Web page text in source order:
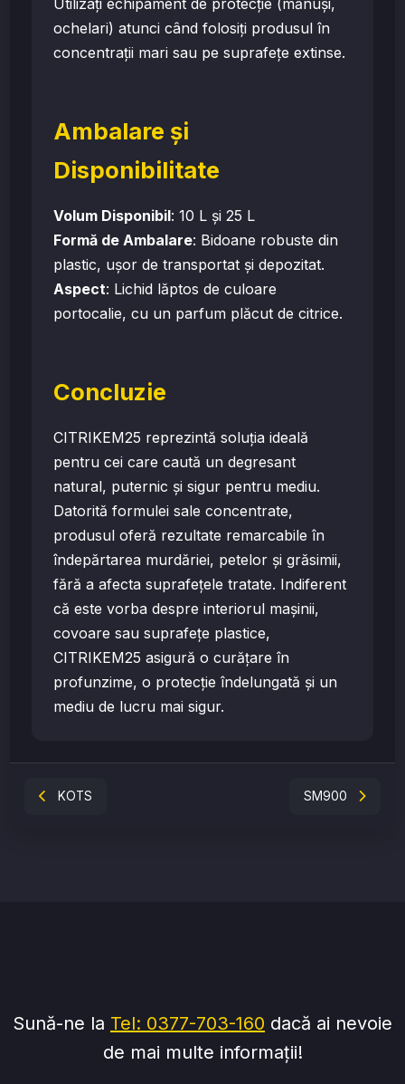
Utilizați echipament de protecție (mănuși,
ochelari) atunci când folosiți produsul în
concentrații mari sau pe suprafețe extinse.
Ambalare și
Disponibilitate
Volum Disponibil: 10 L și 25 L
Formă de Ambalare: Bidoane robuste din
plastic, ușor de transportat și depozitat.
Aspect: Lichid lăptos de culoare
portocalie, cu un parfum plăcut de citrice.
Concluzie
CITRIKEM25 reprezintă soluția ideală
pentru cei care caută un degresant
natural, puternic și sigur pentru mediu.
Datorită formulei sale concentrate,
produsul oferă rezultate remarcabile în
îndepărtarea murdăriei, petelor și grăsimii,
fără a afecta suprafețele tratate. Indiferent
că este vorba despre interiorul mașinii,
covoare sau suprafețe plastice,
CITRIKEM25 asigură o curățare în
profunzime, o protecție îndelungată și un
mediu de lucru mai sigur.
KOTS SM900
Sună-ne la Tel: 0377-703-160 dacă ai nevoie
de mai multe informații!